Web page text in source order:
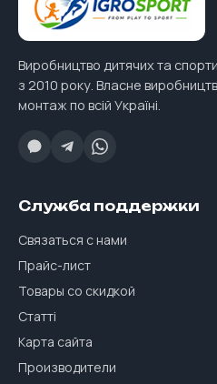
Виробництво дитячих та
з 2010 року. Власне
монтаж по всій Україні.
Служба поддержки
Связаться с нами
Прайс-лист
Товары со скидкой
Статті
Карта сайта
Производители